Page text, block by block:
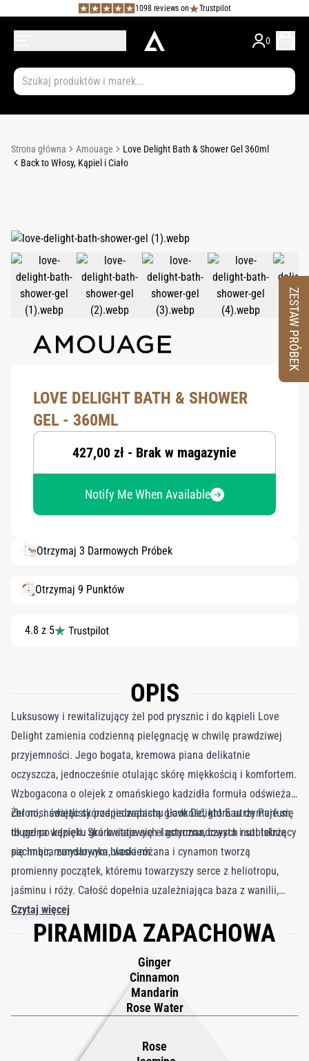
1098 reviews on Trustpilot
0
Strona główna Amouage
Love Delight Bath & Shower Gel 360ml
Back to Włosy, Kąpiel i Ciało
LOVE DELIGHT BATH & SHOWER
GEL - 360ML
427,00 zł - Brak w magazynie
Notify Me When Available
Otrzymaj 3 Darmowych Próbek
Otrzymaj 9 Punktów
4.8 z 5
OPIS
Luksusowy i rewitalizujący żel pod prysznic i do kąpieli Love
Delight zamienia codzienną pielęgnację w chwilę prawdziwej
przyjemności. Jego bogata, kremowa piana delikatnie
oczyszcza, jednocześnie otulając skórę miękkością i komfortem.
Wzbogacona o olejek z omańskiego kadzidła formuła odświeża i
chroni, nadając skórze jedwabistą gładkość, która utrzymuje się
długo po kąpieli. Skóra staje się elastyczna, czysta i subtelnie
pachnąca zmysłowym blaskiem.
Żel nosi świetlisty podpis zapachu Love Delight Eau de Parfum
to pełna wdzięku gra kwiatowych i gourmandowych nut. Iskrzący
się imbir, mandarynka, woda różana i cynamon tworzą
promienny początek, któremu towarzyszy serce z heliotropu,
jaśminu i róży. Całość dopełnia uzależniająca baza z wanilii,
kakao, absolutu rumowego i cypriolu, pozostawiając trwały,
uwodzicielski ślad. Zwykłe oczyszczanie staje się tu luksusowym
Czytaj więcej
PIRAMIDA ZAPACHOWA
Ginger
Cinnamon
Mandarin
Rose Water
Rose
ZESTAW PRÓBEK